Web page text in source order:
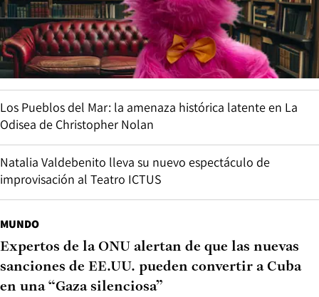
Los Pueblos del Mar: la amenaza histórica latente en La
Odisea de Christopher Nolan
Natalia Valdebenito lleva su nuevo espectáculo de
improvisación al Teatro ICTUS
MUNDO
Expertos de la ONU alertan de que las nuevas
sanciones de EE.UU. pueden convertir a Cuba
en una “Gaza silenciosa”